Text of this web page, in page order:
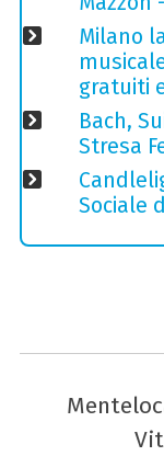
Milano
gratuiti
Bach,
Stresa
Sociale